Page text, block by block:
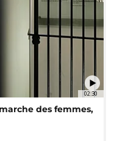
02:30
des femmes,